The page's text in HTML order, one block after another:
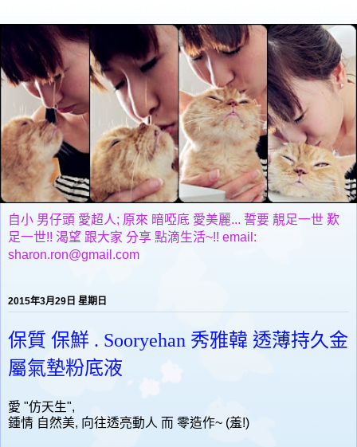
自小 男仔頭 愛超人; 原來 暗啞底 愛美麗... 誓要 靚足一世 歎
足一世!! 渴望 跟大家 分享 點滴生活~!! email:
sharon.ron@gmail.com
2015年3月29日 星期日
保質 保鮮 . Sooryehan 秀雅韓 透薄持久金
屬氣墊粉底液
愛 "仿天生",
鍾情 自然美, 向往透亮動人 而 零造作~ (羞!)